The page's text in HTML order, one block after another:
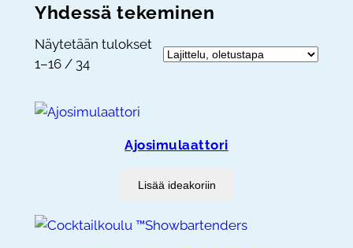
Yhdessä tekeminen
Näytetään tulokset
1–16 / 34
Ajosimulaattori
Lisää ideakoriin